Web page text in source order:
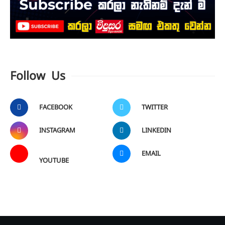
Follow Us
FACEBOOK TWITTER
INSTAGRAM LINKEDIN
YOUTUBE
EMAIL